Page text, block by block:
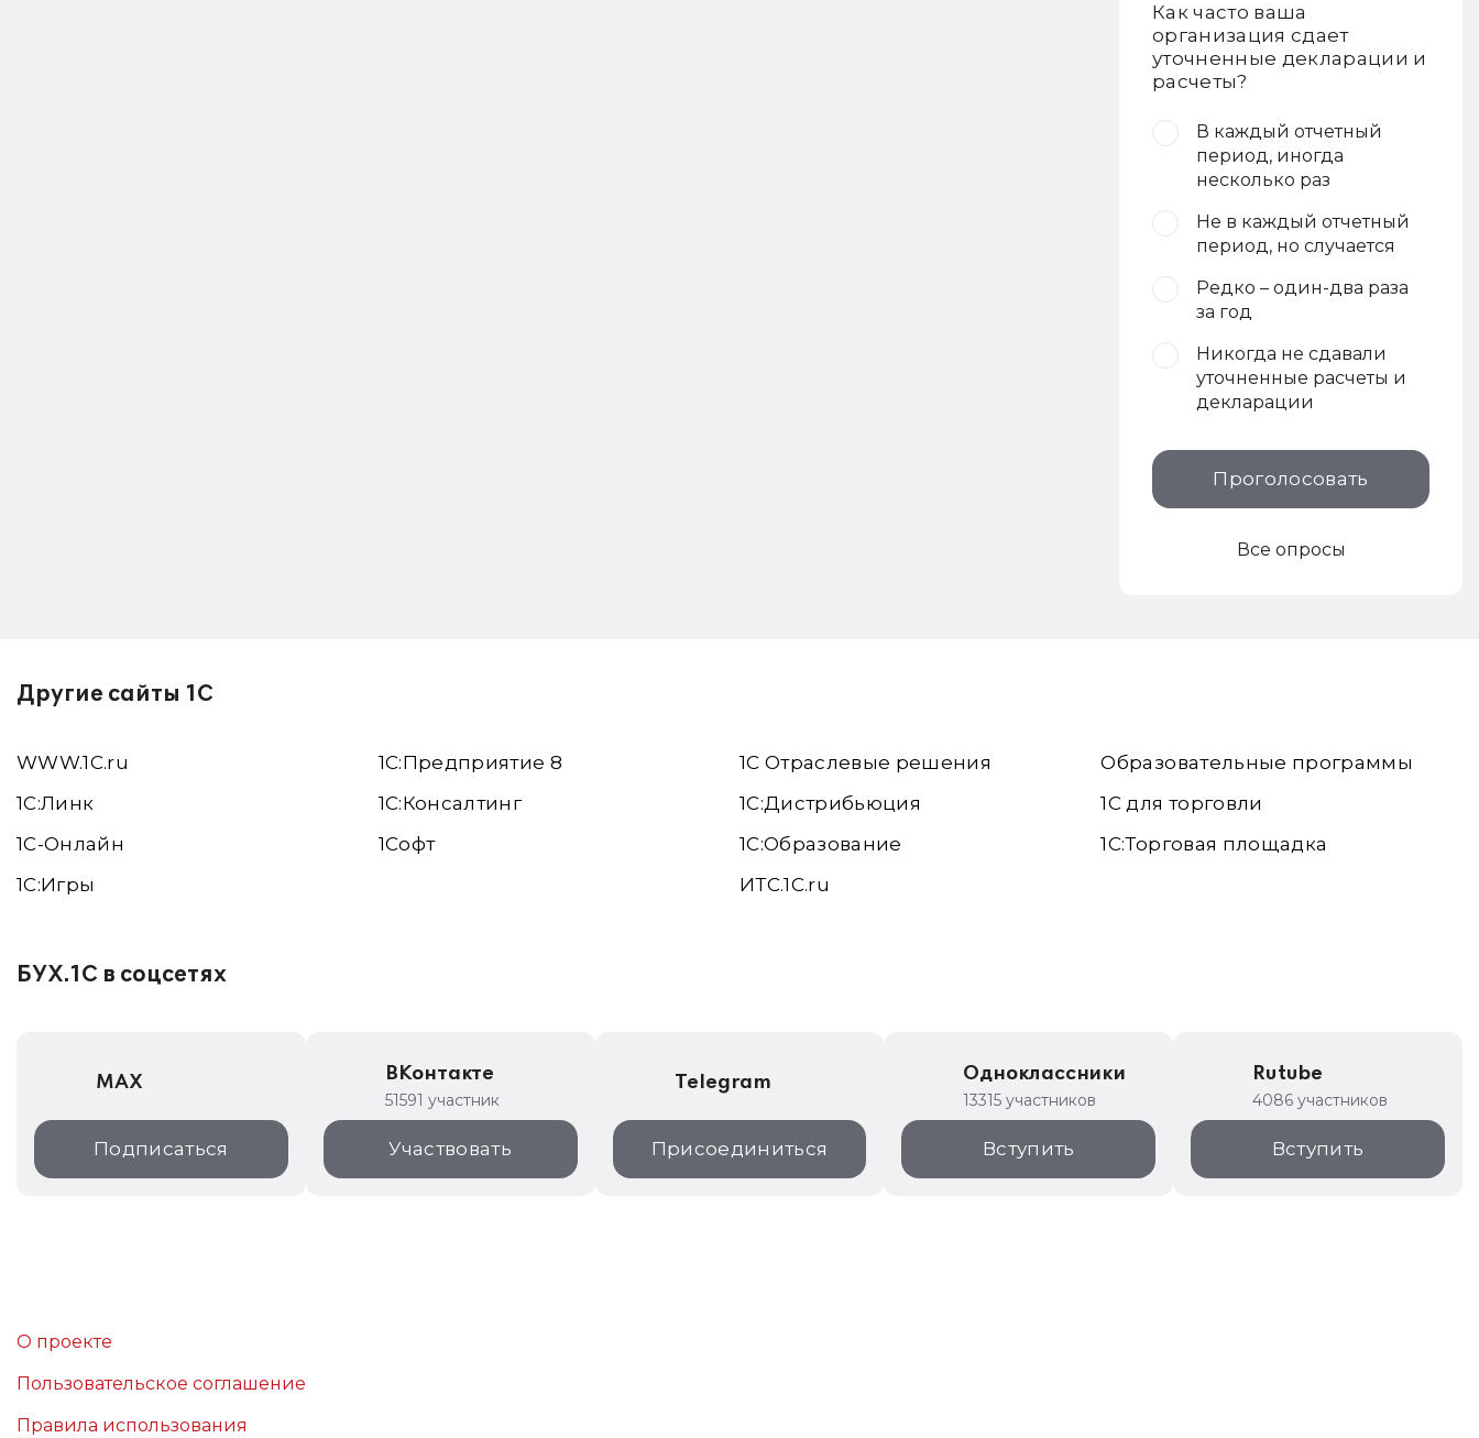
Как часто ваша
организация сдает
уточненные декларации и
расчеты?
В каждый отчетный
период, иногда
несколько раз
Не в каждый отчетный
период, но случается
Редко – один-два раза
за год
Никогда не сдавали
уточненные расчеты и
декларации
Проголосовать
Все опросы
Другие сайты 1С
WWW.1С.ru
1С:Линк
1С-Онлайн
1C:Игры
1С:Предприятие 8
1С:Консалтинг
1Софт
1С Отраслевые решения
1С:Дистрибьюция
1С:Образование
ИТС.1C.ru
Образовательные программы
1С для торговли
1С:Торговая площадка
БУХ.1С в соцсетях
MAX
Подписаться
ВКонтакте
51591 участник
Участвовать
Telegram
Присоединиться
Одноклассники
13315 участников
Вступить
Rutube
4086 участников
Вступить
О проекте
Пользовательское соглашение
Правила использования